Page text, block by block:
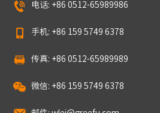
电话: +86 0512-65989986
手机: +86 159 5749 6378
传真: +86 0512-65989989
微信: +86 159 5749 6378